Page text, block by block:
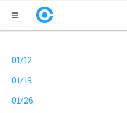
CROATICA KIADÓ E-
01/12
01/19
01/26